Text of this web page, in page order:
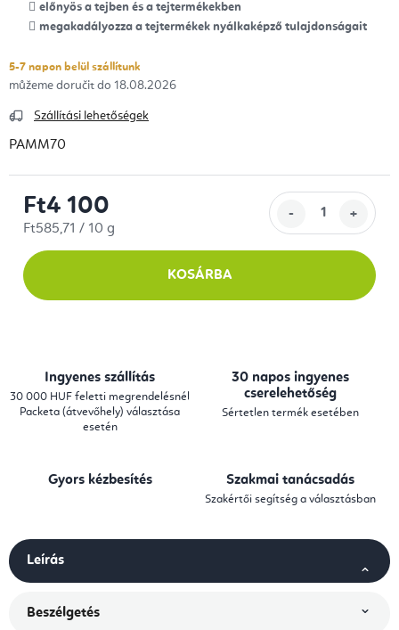
előnyös a tejben és a tejtermékekben
megakadályozza a tejtermékek nyálkaképző tulajdonságait
5-7 napon belül szállítunk
18.08.2026
Szállítási lehetőségek
PAMM70
Ft4 100
Egységár:
Ft585,71 / 10 g
KOSÁRBA
Ingyenes szállítás
30 000 HUF feletti megrendelésnél
Packeta (átvevőhely) választása
esetén
30 napos ingyenes
cserelehetőség
Sértetlen termék esetében
Gyors kézbesítés Szakmai tanácsadás
Szakértői segítség a választásban
Leírás
Beszélgetés